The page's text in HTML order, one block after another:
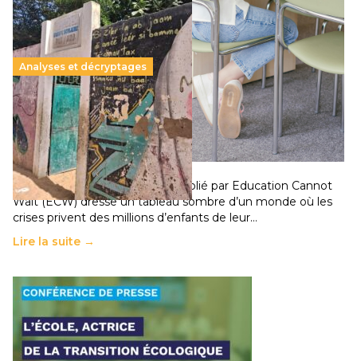
Analyses et décryptages
258 millions d’enfants victimes de la guerre, des
chocs climatiques et des déplacements de
population
11 juillet 2026- National
Un nouveau rapport mondial publié par Education Cannot
Wait (ECW) dresse un tableau sombre d’un monde où les
crises privent des millions d’enfants de leur…
Lire la suite →